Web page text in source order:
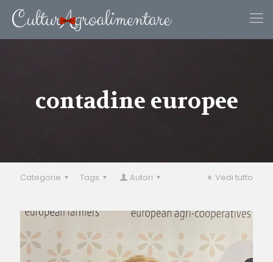
contadine europee
Categorie Tags Autori Vedi tutto